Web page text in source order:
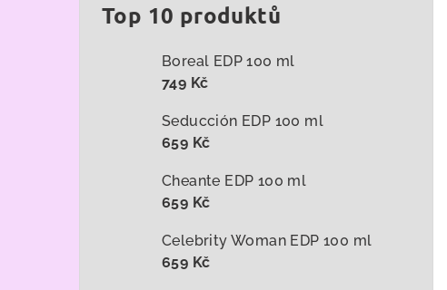
Top 10 produktů
Boreal EDP 100 ml
749 Kč
Seducción EDP 100 ml
659 Kč
Cheante EDP 100 ml
659 Kč
Celebrity Woman EDP 100 ml
659 Kč